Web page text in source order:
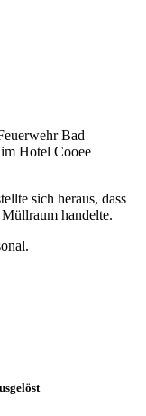
Bad
Hotel Cooee
sich heraus, dass
handelte.